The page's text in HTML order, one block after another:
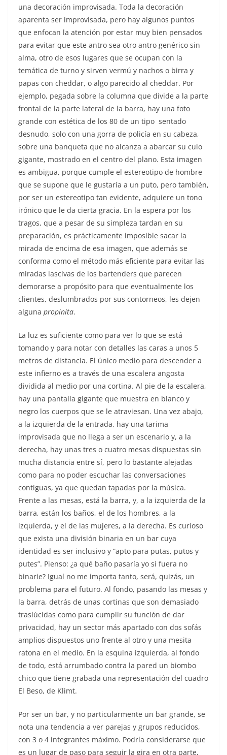
una decoración improvisada. Toda la decoración
aparenta ser improvisada, pero hay algunos puntos
que enfocan la atención por estar muy bien pensados
para evitar que este antro sea otro antro genérico sin
alma, otro de esos lugares que se ocupan con la
temática de turno y sirven vermú y nachos o birra y
papas con cheddar, o algo parecido al cheddar. Por
ejemplo, pegada sobre la columna que divide a la parte
frontal de la parte lateral de la barra, hay una foto
grande con estética de los 80 de un tipo sentado
desnudo, solo con una gorra de policía en su cabeza,
sobre una banqueta que no alcanza a abarcar su culo
gigante, mostrado en el centro del plano. Esta imagen
es ambigua, porque cumple el estereotipo de hombre
que se supone que le gustaría a un puto, pero también,
por ser un estereotipo tan evidente, adquiere un tono
irónico que le da cierta gracia. En la espera por los
tragos, que a pesar de su simpleza tardan en su
preparación, es prácticamente imposible sacar la
mirada de encima de esa imagen, que además se
conforma como el método más eficiente para evitar las
miradas lascivas de los bartenders que parecen
demorarse a propósito para que eventualmente los
clientes, deslumbrados por sus contorneos, les dejen
alguna propinita.
La luz es suficiente como para ver lo que se está
tomando y para notar con detalles las caras a unos 5
metros de distancia. El único medio para descender a
este infierno es a través de una escalera angosta
dividida al medio por una cortina. Al pie de la escalera,
hay una pantalla gigante que muestra en blanco y
negro los cuerpos que se le atraviesan. Una vez abajo,
a la izquierda de la entrada, hay una tarima
improvisada que no llega a ser un escenario y, a la
derecha, hay unas tres o cuatro mesas dispuestas sin
mucha distancia entre sí, pero lo bastante alejadas
como para no poder escuchar las conversaciones
contiguas, ya que quedan tapadas por la música.
Frente a las mesas, está la barra, y, a la izquierda de la
barra, están los baños, el de los hombres, a la
izquierda, y el de las mujeres, a la derecha. Es curioso
que exista una división binaria en un bar cuya
identidad es ser inclusivo y “apto para putas, putos y
putes”. Pienso: ¿a qué baño pasaría yo si fuera no
binarie? Igual no me importa tanto, será, quizás, un
problema para el futuro. Al fondo, pasando las mesas y
la barra, detrás de unas cortinas que son demasiado
traslúcidas como para cumplir su función de dar
privacidad, hay un sector más apartado con dos sofás
amplios dispuestos uno frente al otro y una mesita
ratona en el medio. En la esquina izquierda, al fondo
de todo, está arrumbado contra la pared un biombo
chico que tiene grabada una representación del cuadro
El Beso, de Klimt.
Por ser un bar, y no particularmente un bar grande, se
nota una tendencia a ver parejas y grupos reducidos,
con 3 o 4 integrantes máximo. Podría considerarse que
es un lugar de paso para seguir la gira en otra parte,